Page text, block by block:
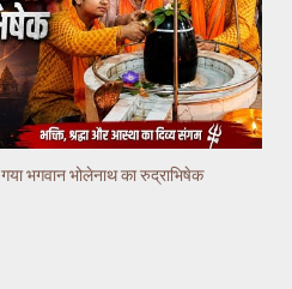
गया भगवान भोलेनाथ का रुद्राभिषेक